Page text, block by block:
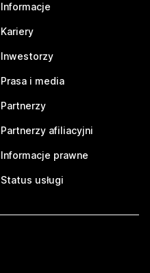
Informacje
Kariery
Inwestorzy
Prasa i media
Partnerzy
Partnerzy afiliacyjni
Informacje prawne
Status usługi